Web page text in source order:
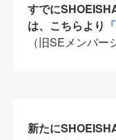
すでに
は、こちらより
（旧SEメンバー
新たに